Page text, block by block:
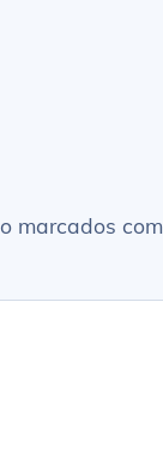
marcados com